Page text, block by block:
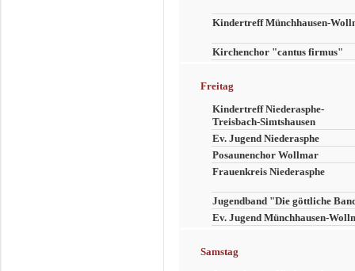
Kindertreff Münchhausen-
Kirchenchor "cantus firmus"
Freitag
Kindertreff Niederasphe-
Treisbach-Simtshausen
Ev. Jugend Niederasphe
Posaunenchor Wollmar
Frauenkreis Niederasphe
Jugendband "Die göttliche
Ev. Jugend Münchhausen-
Samstag